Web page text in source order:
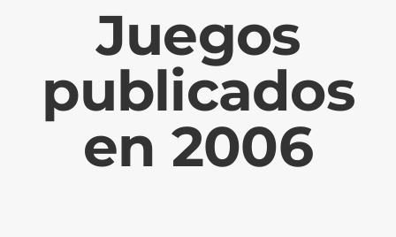
Juegos
publicados
en 2006